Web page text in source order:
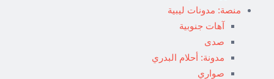
منصة: مدونات ليبية
آهات جنوبية
صدى
مدونة: أحلام البدري
صواري